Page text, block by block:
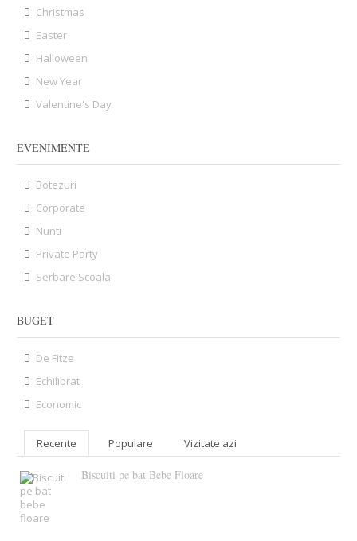
Christmas
Easter
Halloween
New Year
Valentine's Day
EVENIMENTE
Botezuri
Corporate
Nunti
Private Party
Serbare Scoala
BUGET
De Fitze
Echilibrat
Economic
Recente Populare Vizitate azi
Biscuiti pe bat Bebe Floare